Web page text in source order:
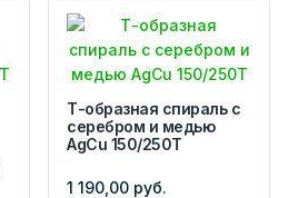
Т-образная спираль с
серебром и медью
AgCu 150/250Т
1 190,00 руб.